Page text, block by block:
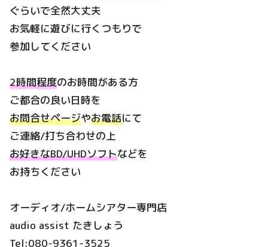
ぐらいで全然大丈夫
お気軽に遊びに行くつもりで
参加してください
2時間程度のお時間がある方
ご都合の良い日時を
お問合せページやお電話にて
ご連絡/打ち合わせの上
お好きなBD/UHDソフトなどを
お持ちください
オーディオ/ホームシアター専門店
audio assist たきしょう
Tel:080-9361-3525